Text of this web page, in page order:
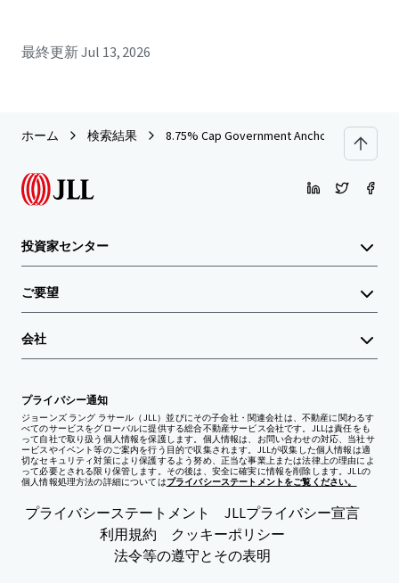
最終更新Jul 13, 2026
ホーム 検索結果 8.75% Cap Government Anchored Office
投資家センター
ご要望
会社
プライバシー通知
ジョーンズ ラング ラサール（JLL）並びにその子会社・関連会社は、不動産に関わるす
べてのサービスをグローバルに提供する総合不動産サービス会社です。JLLは責任をも
って自社で取り扱う個人情報を保護します。個人情報は、お問い合わせの対応、当社サ
ービスやイベント等のご案内を行う目的で収集されます。JLLが収集した個人情報は適
切なセキュリティ対策により保護するよう努め、正当な事業上または法律上の理由によ
って必要とされる限り保管します。その後は、安全に確実に情報を削除します。JLLの
個人情報処理方法の詳細についてはプライバシーステートメントをご覧ください。
プライバシーステートメント
JLLプライバシー宣言
利用規約
クッキーポリシー
法令等の遵守とその表明